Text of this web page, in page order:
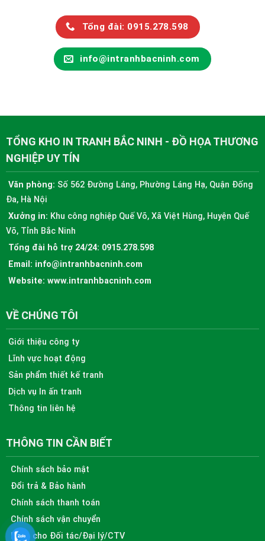
Tổng đài: 0915.278.598
info@intranhbacninh.com
TỔNG KHO IN TRANH BẮC NINH - ĐỒ HỌA THƯƠNG
NGHIỆP UY TÍN
Văn phòng: Số 562 Đường Láng, Phường Láng Hạ, Quận Đống
Đa, Hà Nội
Xưởng in: Khu công nghiệp Quế Võ, Xã Việt Hùng, Huyện Quế
Võ, Tỉnh Bắc Ninh
Tổng đài hỗ trợ 24/24: 0915.278.598
Email: info@intranhbacninh.com
Website: www.intranhbacninh.com
VỀ CHÚNG TÔI
Giới thiệu công ty
Lĩnh vực hoạt động
Sản phẩm thiết kế tranh
Dịch vụ In ấn tranh
Thông tin liên hệ
THÔNG TIN CẦN BIẾT
Chính sách bảo mật
Đổi trả & Bảo hành
Chính sách thanh toán
Chính sách vận chuyển
Dành cho Đối tác/Đại lý/CTV